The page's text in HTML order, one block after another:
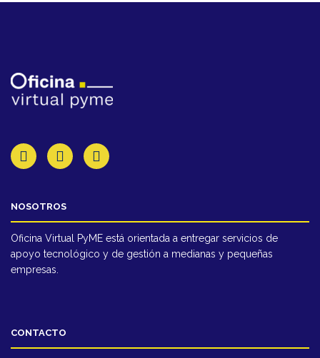
NOSOTROS
Oficina Virtual PyME está orientada a entregar servicios de
apoyo tecnológico y de gestión a medianas y pequeñas
empresas.
CONTACTO